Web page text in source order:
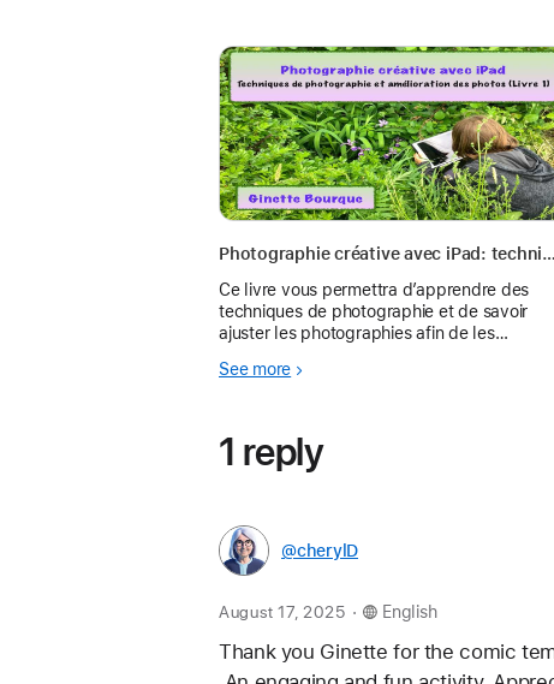
Photographie créative avec iPad: techniques de photographie et amélioration de photos
Ce livre vous permettra d’apprendre des
techniques de photographie et de savoir
ajuster les photographies afin de les
techniques aux élèves afin de les aider à
See more
1 reply
@cherylD
August 17, 2025 . English
Thank you Ginette for the comic